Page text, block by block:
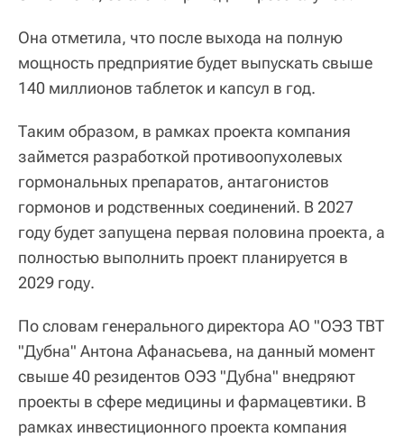
Она отметила, что после выхода на полную
мощность предприятие будет выпускать свыше
140 миллионов таблеток и капсул в год.
Таким образом, в рамках проекта компания
займется разработкой противоопухолевых
гормональных препаратов, антагонистов
гормонов и родственных соединений. В 2027
году будет запущена первая половина проекта, а
полностью выполнить проект планируется в
2029 году.
По словам генерального директора АО "ОЭЗ ТВТ
"Дубна" Антона Афанасьева, на данный момент
свыше 40 резидентов ОЭЗ "Дубна" внедряют
проекты в сфере медицины и фармацевтики. В
рамках инвестиционного проекта компания